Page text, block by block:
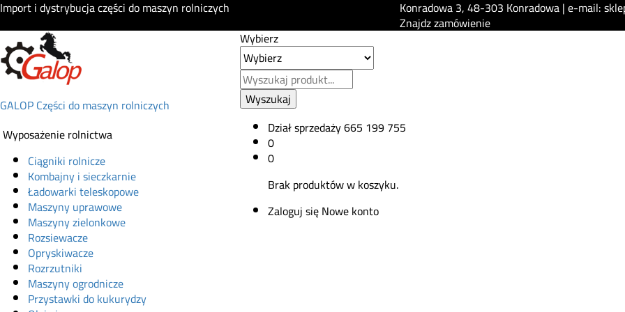
Import i dystrybucja części do maszyn rolniczych Konradowa 3, 48-303 Konradowa | e-mail:
Znajdz zamówienie
GALOP Części do maszyn rolniczych
Wyposażenie rolnictwa
Ciągniki rolnicze
Kombajny i sieczkarnie
Ładowarki teleskopowe
Maszyny uprawowe
Maszyny zielonkowe
Rozsiewacze
Opryskiwacze
Rozrzutniki
Maszyny ogrodnicze
Przystawki do kukurydzy
Wybierz
Wyszukaj
Dział sprzedaży665 199 755
0
0
Brak produktów w koszyku.
Zaloguj sięNowe konto